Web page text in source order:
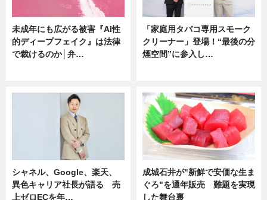
未成年にも広がる被害『AI性
的ディープフェイク』は法律
で裁けるのか│弁…
「家庭用タバコ専用スモーク
クリーナー」登場！“最後の分
煙空間”に参入し…
シャネル、Google、楽天、
異色キャリア社長が語る 売
上ゼロECを年…
成城石井が"新鮮で安価な生ま
ぐろ"を通年販売 難題を実現
した舞台裏